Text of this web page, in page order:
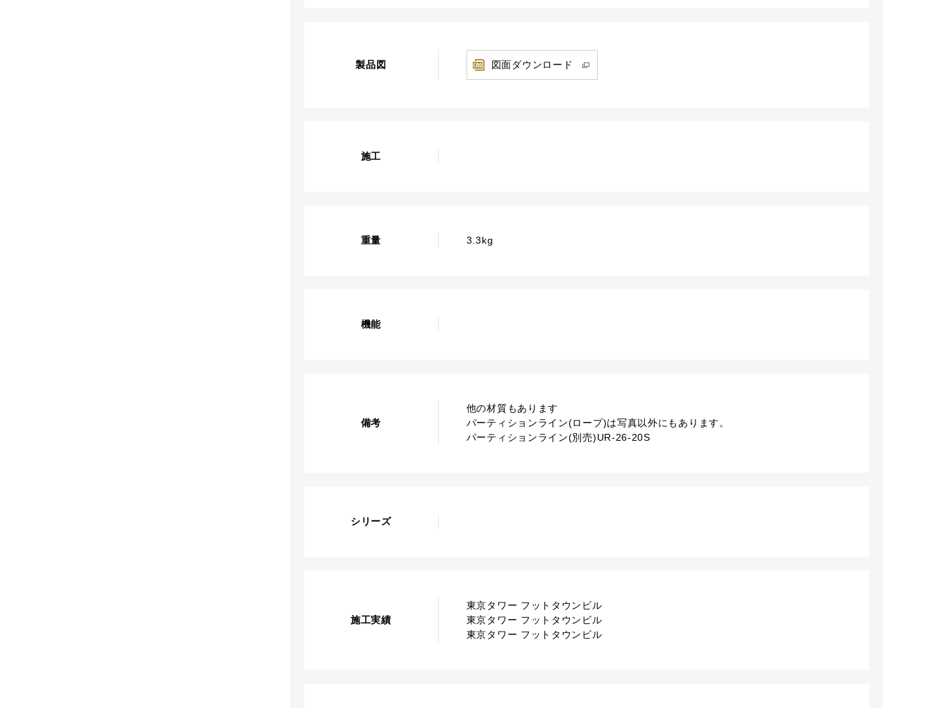
製品図 図面ダウンロード
施工
重量 3.3kg
機能
備考
他の材質もあります
パーティションライン(ロープ)は写真以外にもあります。
パーティションライン(別売)UR-26-20S
シリーズ
施工実績
東京タワー フットタウンビル
東京タワー フットタウンビル
東京タワー フットタウンビル